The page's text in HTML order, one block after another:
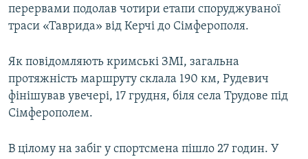
Усі сайти RFE/RL
перервами подолав чотири етапи споруджуваної
траси «Таврида» від Керчі до Сімферополя.
Як повідомляють кримські ЗМІ, загальна
протяжність маршруту склала 190 км, Рудевич
фінішував увечері, 17 грудня, біля села Трудове під
Сімферополем.
В цілому на забіг у спортсмена пішло 27 годин. У